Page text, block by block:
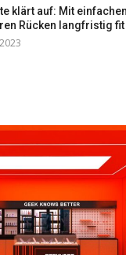
klärt auf: Mit
Rücken langfristig fit